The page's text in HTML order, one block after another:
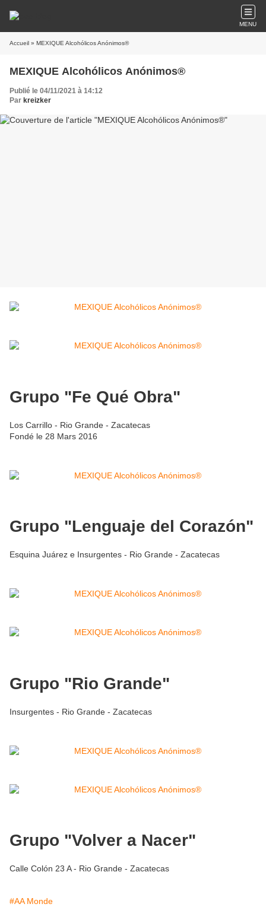
MENU
Accueil » MEXIQUE Alcohólicos Anónimos®
MEXIQUE Alcohólicos Anónimos®
Publié le 04/11/2021 à 14:12
Par kreizker
Grupo "Fe Qué Obra"
Los Carrillo - Rio Grande - Zacatecas
Fondé le 28 Mars 2016
Grupo "Lenguaje del Corazón"
Esquina Juárez e Insurgentes - Rio Grande - Zacatecas
Grupo "Rio Grande"
Insurgentes - Rio Grande - Zacatecas
Grupo "Volver a Nacer"
Calle Colón 23 A - Rio Grande - Zacatecas
#AA Monde